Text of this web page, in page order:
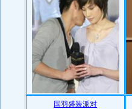
国羽盛装派对